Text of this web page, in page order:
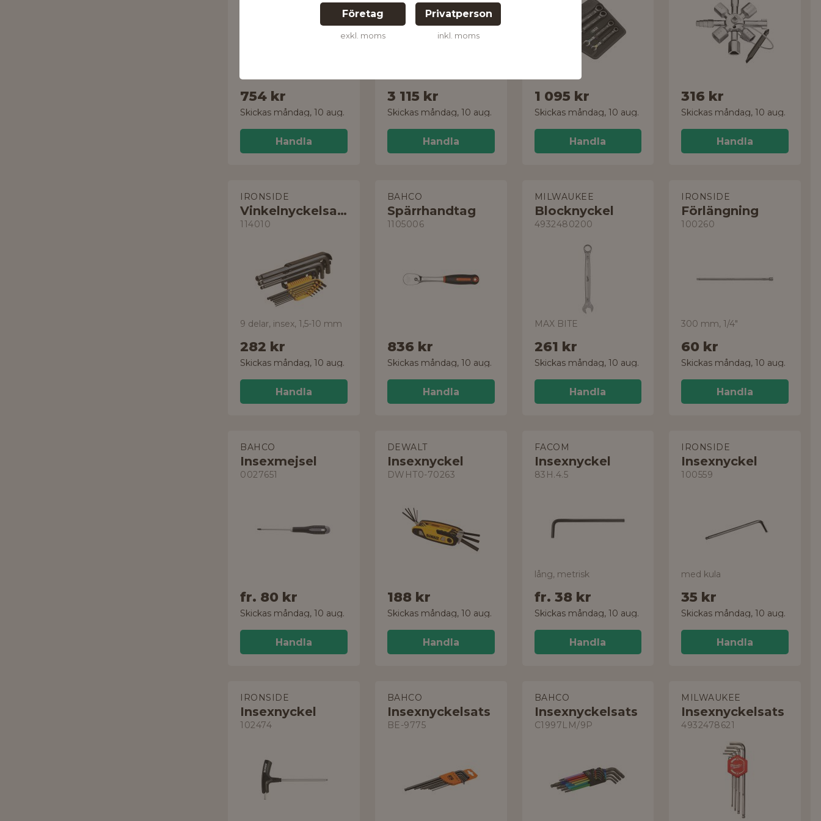
Företag
exkl. moms
Privatperson
inkl. moms
754 kr
Skickas måndag, 10 aug.
Handla
3 115 kr
Skickas måndag, 10 aug.
Handla
1 095 kr
Skickas måndag, 10 aug.
Handla
316 kr
Skickas måndag, 10 aug.
Handla
IRONSIDE
Vinkelnyckelsats
114010
9 delar, insex, 1,5-10 mm
282 kr
Skickas måndag, 10 aug.
Handla
BAHCO
Spärrhandtag
1105006
836 kr
Skickas måndag, 10 aug.
Handla
MILWAUKEE
Blocknyckel
4932480200
MAX BITE
261 kr
Skickas måndag, 10 aug.
Handla
IRONSIDE
Förlängning
100260
300 mm, 1/4"
60 kr
Skickas måndag, 10 aug.
Handla
BAHCO
Insexmejsel
0027651
fr. 80 kr
Skickas måndag, 10 aug.
Handla
DEWALT
Insexnyckel
DWHT0-70263
188 kr
Skickas måndag, 10 aug.
Handla
FACOM
Insexnyckel
83H.4.5
lång, metrisk
fr. 38 kr
Skickas måndag, 10 aug.
Handla
IRONSIDE
Insexnyckel
100559
med kula
35 kr
Skickas måndag, 10 aug.
Handla
IRONSIDE
Insexnyckel
102474
BAHCO
Insexnyckelsats
BE-9775
BAHCO
Insexnyckelsats
C1997LM/9P
MILWAUKEE
Insexnyckelsats
4932478621